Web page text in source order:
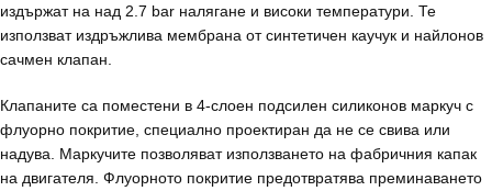
издържат на над 2.7 bar налягане и високи температури. Те
използват издръжлива мембрана от синтетичен каучук и найлонов
сачмен клапан.
Клапаните са поместени в 4-слоен подсилен силиконов маркуч с
флуорно покритие, специално проектиран да не се свива или
надува. Маркучите позволяват използването на фабричния капак
на двигателя. Флуорното покритие предотвратява преминаването